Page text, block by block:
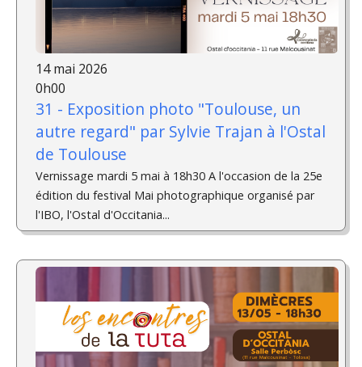
14 mai 2026
0h00
31 - Exposition photo "Toulouse, un
autre regard" par Sylvie Trajan à l'Ostal
de Toulouse
Vernissage mardi 5 mai à 18h30 A l'occasion de la 25e
édition du festival Mai photographique organisé par
l'IBO, l'Ostal d'Occitania...